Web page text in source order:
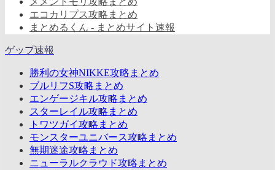
エコカリプス攻略まとめ
まとめるくん - まとめサイト速報
ゲップ速報
勝利の女神NIKKE攻略まとめ
ブルリフS攻略まとめ
エンゲージキル攻略まとめ
スターレイル攻略まとめ
トワツガイ攻略まとめ
モンスターユニバース攻略まとめ
無期迷途攻略まとめ
ニューラルクラウド攻略まとめ